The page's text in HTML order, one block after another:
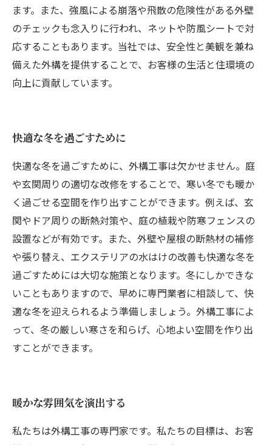
ます。また、強風による崩落や飛散の危険性がある外壁
のチェックも念入りに行われ、ネットや防風シートで対
応することもあります。当社では、安全性と美観を兼ね
備えた外構を提供することで、お客様の生活と住環境の
向上に貢献しています。
快適な冬を過ごすために
快適な冬を過ごすために、外構工事は欠かせません。庭
や玄関周りの適切な改修をすることで、寒い冬でも暖か
く過ごせる空間を作り出すことができます。例えば、玄
関やドア周りの断熱対策や、庭の植栽や防寒フェンスの
設置などが有効です。また、外壁や屋根の断熱材の補修
や張り替え、エクステリアの水はけの改善も快適な冬を
過ごすためには大切な施策となります。冬にしかできな
いこともありますので、早めに専門業者に相談して、快
適な冬を迎えられるよう準備しましょう。外構工事によ
って、冬の厳しい寒さを和らげ、心地よい空間を作り出
すことができます。
暖かな雰囲気を演出する
私たちは外構工事の専門家です。私たちの目標は、お客